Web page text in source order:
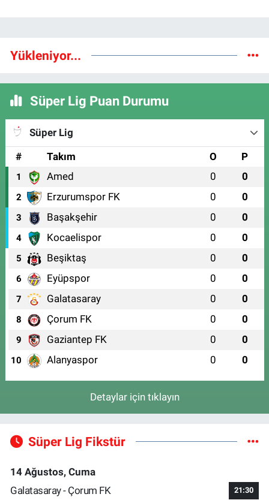
Yükleniyor...
Süper Lig Puan Durumu
Süper Lig
#
Takım O P
1 Amed 0 0
2 Erzurumspor FK 0 0
3 Başakşehir 0 0
4 Kocaelispor 0 0
5 Beşiktaş 0 0
6 Eyüpspor 0 0
7 Galatasaray 0 0
8 Çorum FK 0 0
9 Gaziantep FK 0 0
10 Alanyaspor 0 0
Detaylar için tıklayın
Süper Lig Fikstür
14 Ağustos, Cuma
Galatasaray - Çorum FK
21:30